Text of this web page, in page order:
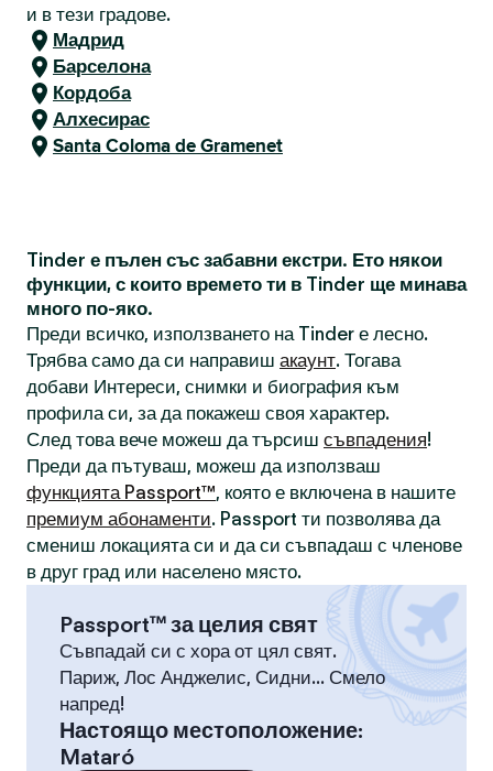
и в тези градове.
Мадрид
Барселона
Кордоба
Алхесирас
Santa Coloma de Gramenet
Tinder е пълен със забавни екстри. Ето някои
функции, с които времето ти в Tinder ще минава
много по-яко.
Преди всичко, използването на Tinder е лесно.
Трябва само да си направиш акаунт. Тогава
добави Интереси, снимки и биография към
профила си, за да покажеш своя характер.
След това вече можеш да търсиш съвпадения!
Преди да пътуваш, можеш да използваш
функцията Passport™, която е включена в нашите
премиум абонаменти. Passport ти позволява да
смениш локацията си и да си съвпадаш с членове
в друг град или населено място.
Passport™ за целия свят
Съвпадай си с хора от цял свят.
Париж, Лос Анджелис, Сидни... Смело
напред!
Настоящо местоположение:
Mataró